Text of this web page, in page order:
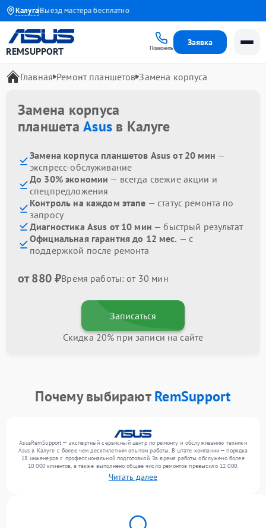
Калуга
года Выезд мастера бесплатно
REMSUPPORT Позвонить
Заявка
Главная Ремонт планшетов Замена корпуса
Замена корпуса
планшетаAsus в Калуге
Замена корпуса планшетов Asus от 20 мин —
экспресс-обслуживание
До 30% экономии — всегда свежие акции и
спецпредложения
Контроль на каждом этапе — статус ремонта по
запросу
Диагностика Asus от 10 мин — быстрый результат
Официальная гарантия до 12 мес. — с
поддержкой после ремонта
от 880 ₽Время работы: от 30 мин
Записаться
Скидка 20% при записи на сайте
Почему выбираютRemSupport
AsusRemSupport — экспертный сервисный центр по ремонту и обслуживанию техники
Asus в Калуге с более чем десятилетним опытом работы. В штате компании — порядка
18 инженеров с профессиональной подготовкой. За время работы обслужено более
10 000 клиентов, а также выполнено общее число ремонтов превысило 12 000.
Ежемесячно в сервисный центр поступает свыше 300 единиц техники, включая , , . Мы
устраняем поломки любой сложности и обеспечиваем надежный результат благодаря
Читать далее